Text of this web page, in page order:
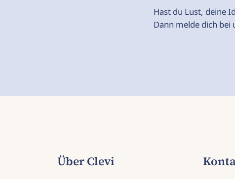
Hast du Lust, deine
Dann melde dich bei
Über Clevi